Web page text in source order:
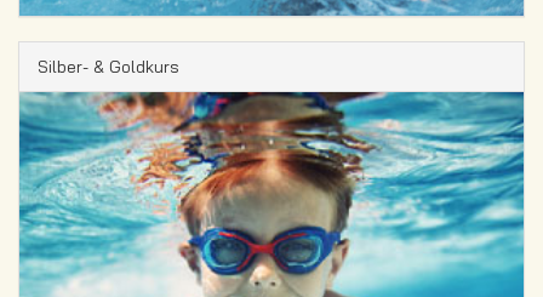
Silber- & Goldkurs